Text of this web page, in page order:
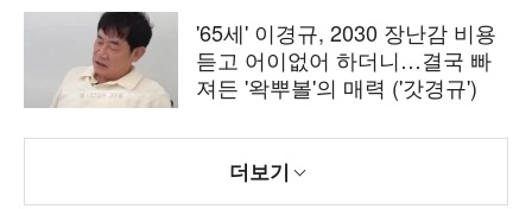
'65세' 이경규, 2030 장난감 비용
듣고 어이없어 하더니…결국 빠
져든 '왁뿌볼'의 매력 ('갓경규')
더보기